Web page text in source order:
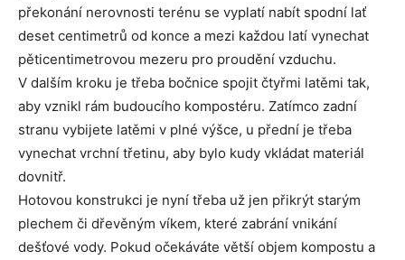
překonání nerovnosti terénu se vyplatí nabít spodní lať
deset centimetrů od konce a mezi každou latí vynechat
pěticentimetrovou mezeru pro proudění vzduchu.
V dalším kroku je třeba bočnice spojit čtyřmi latěmi tak,
aby vznikl rám budoucího kompostéru. Zatímco zadní
stranu vybijete latěmi v plné výšce, u přední je třeba
vynechat vrchní třetinu, aby bylo kudy vkládat materiál
dovnitř.
Hotovou konstrukci je nyní třeba už jen přikrýt starým
plechem či dřevěným víkem, které zabrání vnikání
dešťové vody. Pokud očekáváte větší objem kompostu a